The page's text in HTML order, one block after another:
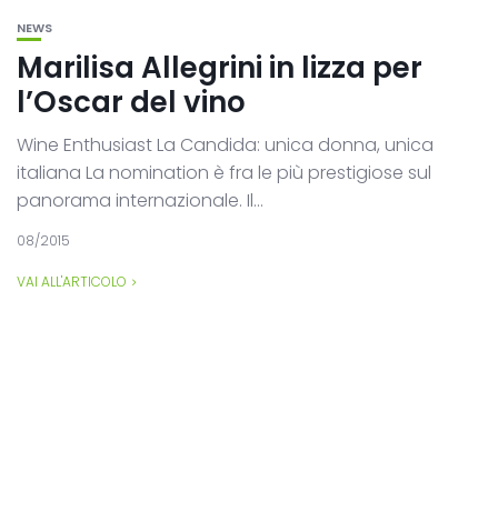
NEWS
Marilisa Allegrini in lizza per
l’Oscar del vino
Wine Enthusiast La Candida: unica donna, unica
italiana La nomination è fra le più prestigiose sul
panorama internazionale. Il...
08/2015
VAI ALL'ARTICOLO